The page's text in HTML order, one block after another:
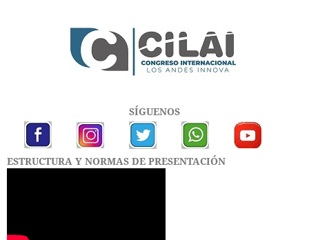
SÍGUENOS
ESTRUCTURA Y NORMAS DE PRESENTACIÓN